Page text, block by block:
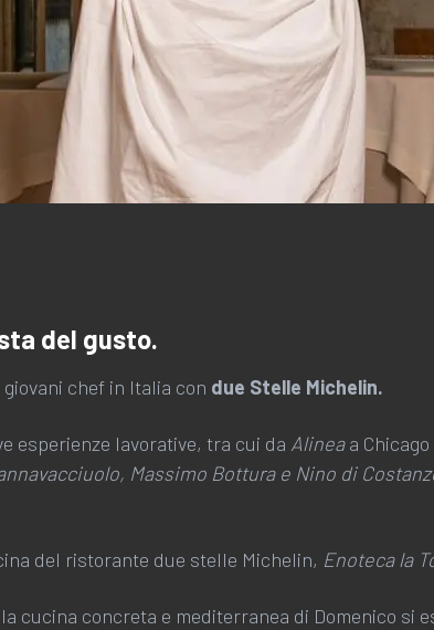
del gusto.
chef in Italia con due Stelle Michelin.
esperienze lavorative, tra cui da Alineaa
Massimo Bottura e Nino di
del ristorante due stelle Michelin, Enoteca la
la cucina concreta e mediterranea di Domenico si